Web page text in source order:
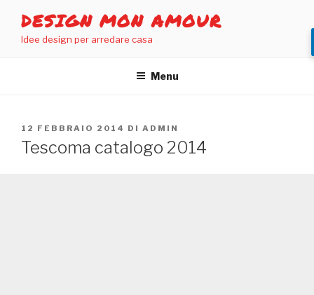
contenuto
DESIGN MON AMOUR
Idee design per arredare casa
Menu
PUBBLICATO
IL
12 FEBBRAIO 2014 DI ADMIN
Tescoma catalogo 2014